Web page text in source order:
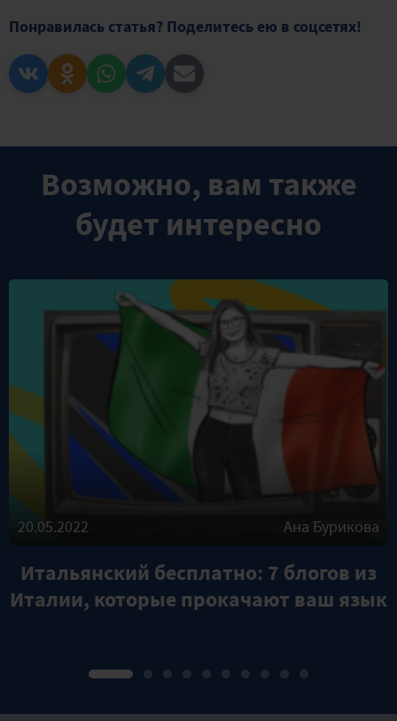
Понравилась статья? Поделитесь ею в соцсетях!
Возможно, вам также
будет интересно
20.05.2022 Ана Бурикова
Итальянский бесплатно: 7 блогов из
Италии, которые прокачают ваш язык